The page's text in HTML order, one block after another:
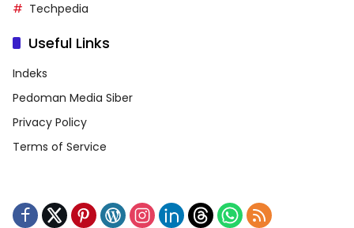
Techpedia
Useful Links
Indeks
Pedoman Media Siber
Privacy Policy
Terms of Service